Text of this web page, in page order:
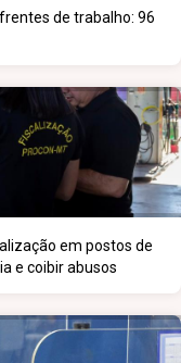
de trabalho: 96
em postos de
e coibir abusos